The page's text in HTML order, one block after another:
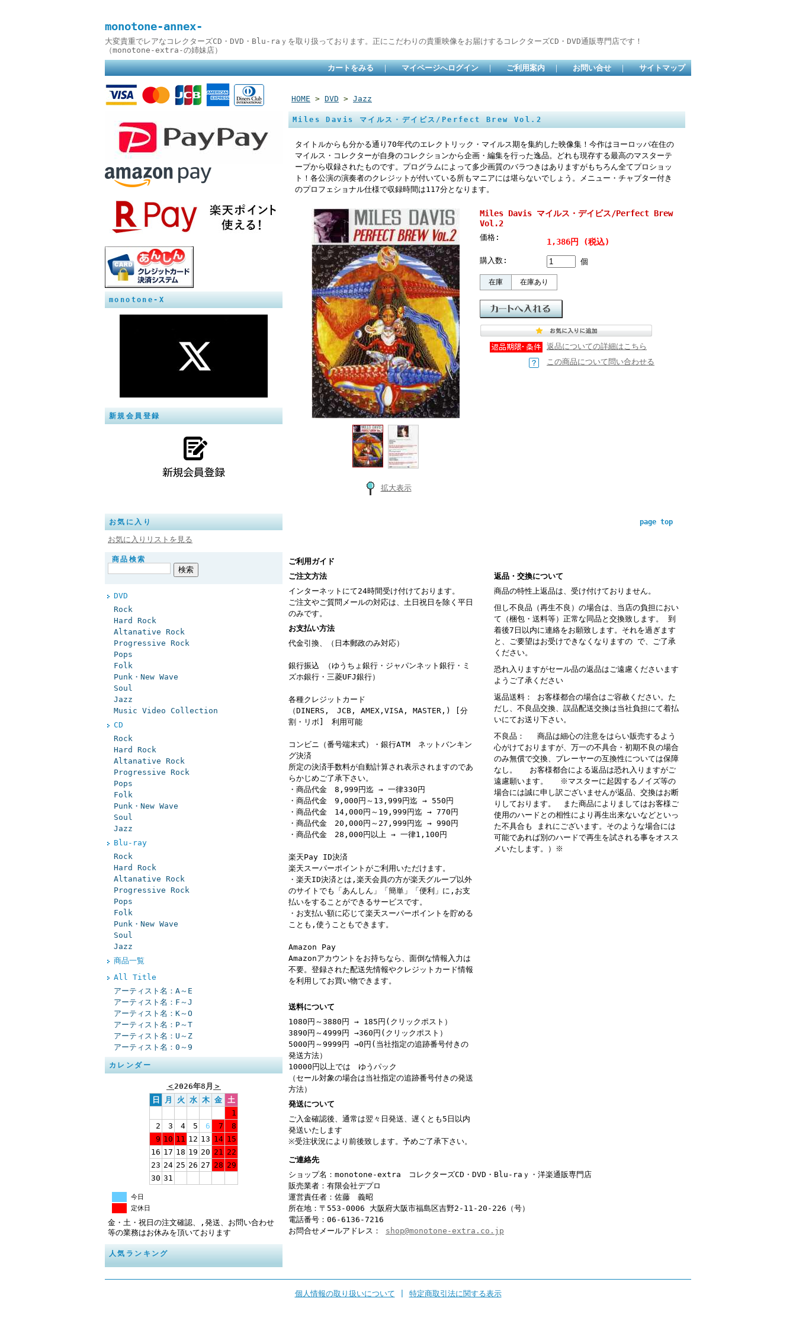
monotone-annex-
大変貴重でレアなコレクターズCD・DVD・Blu-raｙを取り扱っております。正にこだわりの貴重映像をお届けするコレクターズCD・DVD通販専門店です！
（monotone-extra-の姉妹店）
カートをみる ｜ マイページへログイン ｜ ご利用案内 ｜ お問い合せ ｜ サイトマップ
monotone-X
新規会員登録
お気に入り
お気に入りリストを見る
商品検索
DVD
Rock
Hard Rock
Altanative Rock
Progressive Rock
Pops
Folk
Punk・New Wave
Soul
Jazz
Music Video Collection
CD
Rock
Hard Rock
Altanative Rock
Progressive Rock
Pops
Folk
Punk・New Wave
Soul
Jazz
Blu-ray
Rock
Hard Rock
Altanative Rock
Progressive Rock
Pops
Folk
Punk・New Wave
Soul
Jazz
商品一覧
All Title
アーティスト名：A～E
アーティスト名：F～J
アーティスト名：K～O
アーティスト名：P～T
アーティスト名：U～Z
アーティスト名：0～9
カレンダー
＜2026年8月 ＞
日
月 火 水 木 金 土
1
2
3 4 5 6 7
8
9 10 11 12 13 14 15
16 17 18 19 20 21 22
23 24 25 26 27 28 29
30 31
今日
定休日
金・土・祝日の注文確認、,発送、お問い合わせ
等の業務はお休みを頂いております
人気ランキング
HOME > DVD > Jazz
Miles Davis マイルス・デイビス/Perfect Brew Vol.2
タイトルからも分かる通り70年代のエレクトリック・マイルス期を集約した映像集！今作はヨーロッパ在住の
マイルス・コレクターが自身のコレクションから企画・編集を行った逸品。どれも現存する最高のマスターテ
ープから収録されたものです。プログラムによって多少画質のバラつきはありますがもちろん全てプロショッ
ト！各公演の演奏者のクレジットが付いている所もマニアには堪らないでしょう。メニュー・チャプター付き
のプロフェショナル仕様で収録時間は117分となります。
拡大表示
Miles Davis マイルス・デイビス/Perfect Brew
Vol.2
価格: 1,386円 (税込)
購入数: 個
在庫 在庫あり
返品についての詳細はこちら
この商品について問い合わせる
page top
ご利用ガイド
ご注文方法
インターネットにて24時間受け付けております。
ご注文やご質問メールの対応は、土日祝日を除く平日
のみです。
お支払い方法
代金引換、（日本郵政のみ対応）
銀行振込 （ゆうちょ銀行・ジャパンネット銀行・ミ
ズホ銀行・三菱UFJ銀行）
各種クレジットカード
（DINERS, JCB, AMEX,VISA, MASTER,) [分
割・リボ] 利用可能
コンビニ（番号端末式）・銀行ATM ネットバンキン
グ決済
所定の決済手数料が自動計算され表示されますのであ
らかじめご了承下さい。
・商品代金 8,999円迄 → 一律330円
・商品代金 9,000円～13,999円迄 → 550円
・商品代金 14,000円～19,999円迄 → 770円
・商品代金 20,000円～27,999円迄 → 990円
・商品代金 28,000円以上 → 一律1,100円
楽天Pay ID決済
楽天スーパーポイントがご利用いただけます。
・楽天ID決済とは,楽天会員の方が楽天グループ以外
のサイトでも「あんしん」「簡単」「便利」に,お支
払いをすることができるサービスです。
・お支払い額に応じて楽天スーパーポイントを貯める
ことも,使うこともできます。
Amazon Pay
Amazonアカウントをお持ちなら、面倒な情報入力は
不要。登録された配送先情報やクレジットカード情報
を利用してお買い物できます。
送料について
1080円～3880円 → 185円(クリックポスト）
3890円～4999円 →360円(クリックポスト）
5000円～9999円 →0円(当社指定の追跡番号付きの
発送方法）
10000円以上では ゆうパック
（セール対象の場合は当社指定の追跡番号付きの発送
方法）
発送について
ご入金確認後、通常は翌々日発送、遅くとも5日以内
発送いたします
※受注状況により前後致します。予めご了承下さい。
返品・交換について
商品の特性上返品は、受け付けておりません。
但し不良品（再生不良）の場合は、当店の負担におい
て（梱包・送料等）正常な同品と交換致します。 到
着後7日以内に連絡をお願致します。それを過ぎます
と、ご要望はお受けできなくなりますの で、ご了承
ください。
恐れ入りますがセール品の返品はご遠慮くださいます
ようご了承ください
返品送料： お客様都合の場合はご容赦ください。た
だし、不良品交換、誤品配送交換は当社負担にて着払
いにてお送り下さい。
不良品： 商品は細心の注意をはらい販売するよう
心がけておりますが、万一の不具合・初期不良の場合
のみ無償で交換、プレーヤーの互換性については保障
なし。 お客様都合による返品は恐れ入りますがご
遠慮願います。 ※マスターに起因するノイズ等の
場合には誠に申し訳ございませんが返品、交換はお断
りしております。 また商品によりましてはお客様ご
使用のハードとの相性により再生出来ないなどといっ
た不具合も まれにございます。そのような場合には
可能であれば別のハードで再生を試される事をオスス
メいたします。）※
ご連絡先
ショップ名：monotone-extra コレクターズCD・DVD・Blu-raｙ・洋楽通販専門店
販売業者：有限会社デプロ
運営責任者：佐藤 義昭
所在地：〒553-0006 大阪府大阪市福島区吉野2-11-20-226（号）
電話番号：06-6136-7216
お問合せメールアドレス： shop@monotone-extra.co.jp
個人情報の取り扱いについて 特定商取引法に関する表示